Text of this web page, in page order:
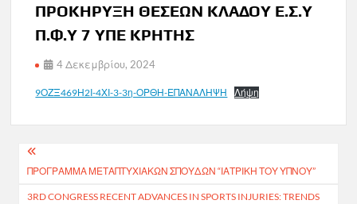
ΠΡΟΚΗΡΥΞΗ ΘΕΣΕΩΝ ΚΛΑΔΟΥ Ε.Σ.Υ
Π.Φ.Υ 7 ΥΠΕ ΚΡΗΤΗΣ
4 Δεκεμβρίου, 2024
9ΟΖΞ469Η2Ι-4ΧΙ-3-3η-ΟΡΘΗ-ΕΠΑΝΑΛΗΨΗ Λήψη
Πλοήγηση
άρθρων
ΠΡΌΓΡΑΜΜΑ ΜΕΤΑΠΤΥΧΙΑΚΏΝ ΣΠΟΥΔΏΝ “ΙΑΤΡΙΚΉ ΤΟΥ ΎΠΝΟΥ”
3RD CONGRESS RECENT ADVANCES IN SPORTS INJURIES: TRENDS